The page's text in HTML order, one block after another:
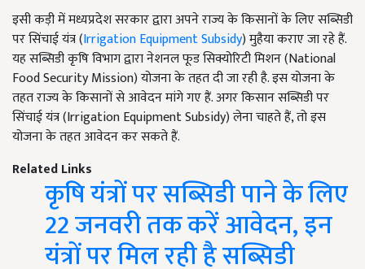
इसी कड़ी में मध्यप्रदेश सरकार द्वारा अपने राज्य के किसानों के लिए सब्सिडी
पर सिंचाई यंत्र (Irrigation Equipment Subsidy) मुहैया कराए जा रहे हैं.
यह सब्सिडी कृषि विभाग द्वारा नेशनल फूड सिक्योरिटी मिशन (National
Food Security Mission) योजना के तहत दी जा रही है. इस योजना के
तहत राज्य के किसानों से आवेदन मांगे गए हैं. अगर किसान सब्सिडी पर
सिंचाई यंत्र (Irrigation Equipment Subsidy) लेना चाहते हैं, तो इस
योजना के तहत आवेदन कर सकते हैं.
Related Links
कृषि यंत्रों पर सब्सिडी पाने के लिए
22 जनवरी तक करें आवेदन, इन
यंत्रों पर मिल रही है सब्सिडी